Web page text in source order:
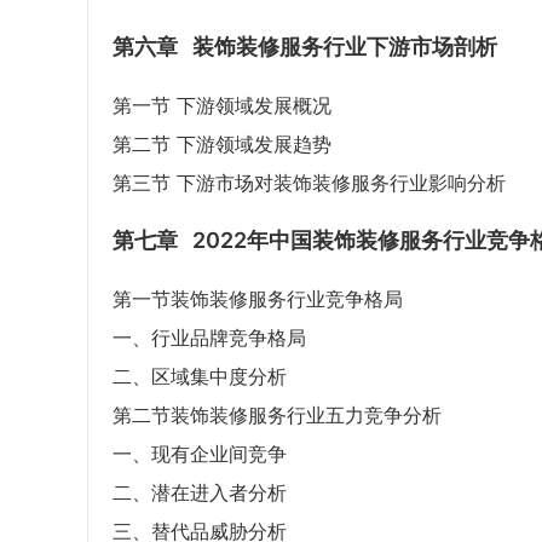
第六章 装饰装修服务行业下游市场剖析
第一节 下游领域发展概况
第二节 下游领域发展趋势
第三节 下游市场对装饰装修服务行业影响分析
第七章 2022年中国装饰装修服务行业竞争
第一节装饰装修服务行业竞争格局
一、行业品牌竞争格局
二、区域集中度分析
第二节装饰装修服务行业五力竞争分析
一、现有企业间竞争
二、潜在进入者分析
三、替代品威胁分析